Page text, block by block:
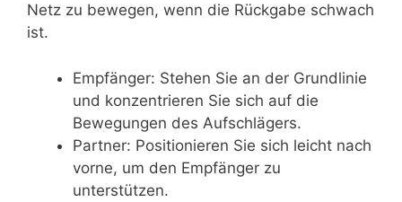
Netz zu bewegen, wenn die Rückgabe schwach
ist.
Empfänger: Stehen Sie an der Grundlinie
und konzentrieren Sie sich auf die
Bewegungen des Aufschlägers.
Partner: Positionieren Sie sich leicht nach
vorne, um den Empfänger zu
unterstützen.